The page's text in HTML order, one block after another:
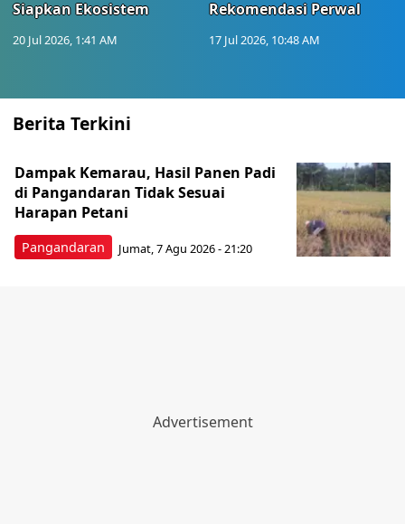
Siapkan Ekosistem
20 Jul 2026, 1:41 AM
Rekomendasi Perwal
17 Jul 2026, 10:48 AM
Berita Terkini
Pangandaran
Dampak Kemarau, Hasil Panen Padi
di Pangandaran Tidak Sesuai
Harapan Petani
Jumat, 7 Agu 2026 - 21:20